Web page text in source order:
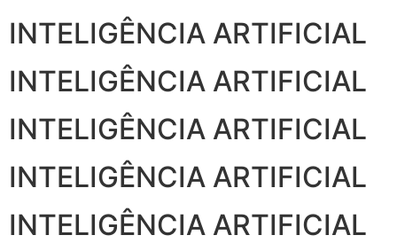
INTELIGÊNCIA ARTIFICIAL
INTELIGÊNCIA ARTIFICIAL
INTELIGÊNCIA ARTIFICIAL
INTELIGÊNCIA ARTIFICIAL
INTELIGÊNCIA ARTIFICIAL